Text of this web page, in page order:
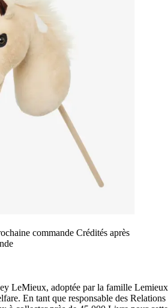
commande Crédités après
LeMieux, adoptée par la famille Lemieux
En tant que responsable des Relations